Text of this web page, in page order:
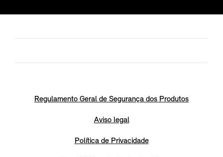
Regulamento Geral de Segurança dos Produtos
Aviso legal
Política de Privacidade